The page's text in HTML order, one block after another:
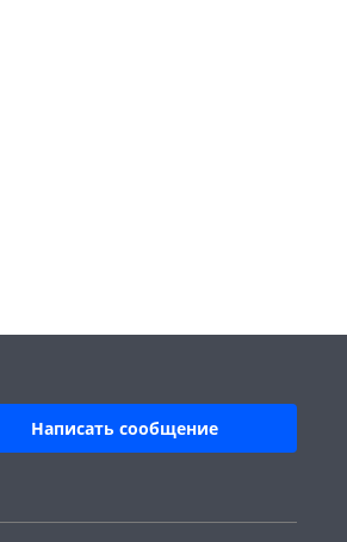
Написать сообщение